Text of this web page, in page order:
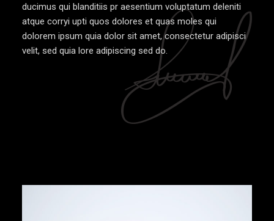
ducimus qui blanditiis pr aesentium voluptatum deleniti
atque corryi upti quos dolores et quas moles qui
dolorem ipsum quia dolor sit amet, consectetur adipisci
velit, sed quia lore adipiscing sed do.